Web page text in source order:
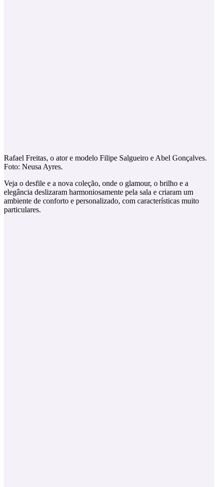
Rafael Freitas, o ator e modelo Filipe Salgueiro e Abel Gonçalves.
Foto: Neusa Ayres.
Veja o desfile e a nova coleção, onde o glamour, o brilho e a
elegância deslizaram harmoniosamente pela sala e criaram um
ambiente de conforto e personalizado, com características muito
particulares.